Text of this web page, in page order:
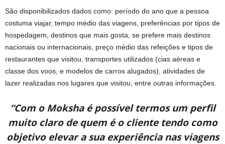
São disponibilizados dados como: período do ano que a pessoa
costuma viajar, tempo médio das viagens, preferências por tipos de
hospedagem, destinos que mais gosta, se prefere mais destinos
nacionais ou internacionais, preço médio das refeições e tipos de
restaurantes que visitou, transportes utilizados (cias aéreas e
classe dos voos, e modelos de carros alugados), atividades de
lazer realizadas nos lugares que visitou, entre outras informações.
“Com o Moksha é possível termos um perfil
muito claro de quem é o cliente tendo como
objetivo elevar a sua experiência nas viagens